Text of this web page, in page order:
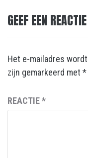
GEEF EEN REACTIE
Het e-mailadres
zijn gemarkeerd met *
REACTIE*